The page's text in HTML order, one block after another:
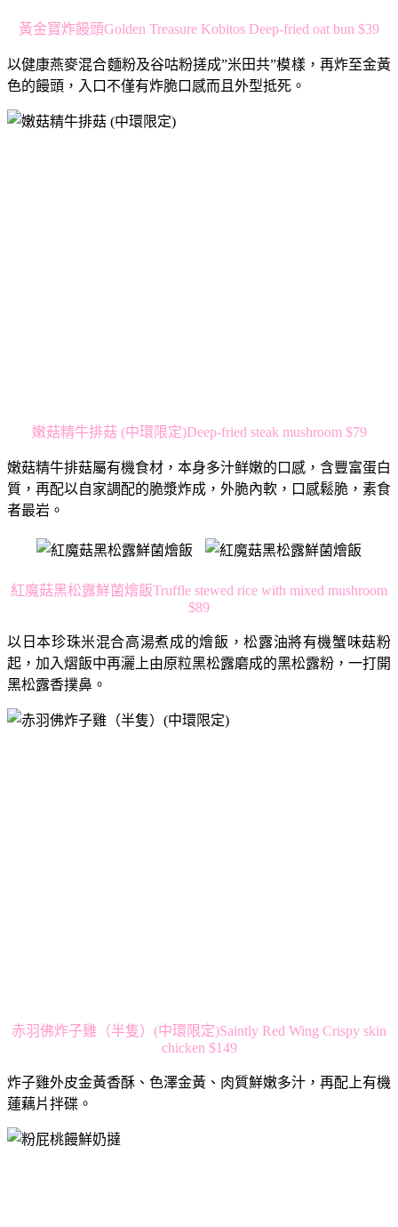
黃金寶炸饅頭Golden Treasure Kobitos Deep-fried oat bun $39
以健康燕麥混合麵粉及谷咕粉搓成”米田共”模樣，再炸至金黃
色的饅頭，入口不僅有炸脆口感而且外型抵死。
嫩菇精牛排菇 (中環限定)Deep-fried steak mushroom $79
嫩菇精牛排菇屬有機食材，本身多汁鲜嫩的口感，含豐富蛋白
質，再配以自家調配的脆漿炸成，外脆內軟，口感鬆脆，素食
者最岩。
紅魔菇黑松露鮮菌燴飯Truffle stewed rice with mixed mushroom
$89
以日本珍珠米混合高湯煮成的燴飯，松露油將有機蟹味菇粉
起，加入熠飯中再灑上由原粒黑松露磨成的黑松露粉，一打開
黑松露香撲鼻。
赤羽佛炸子雞（半隻）(中環限定)Saintly Red Wing Crispy skin
chicken $149
炸子雞外皮金黃香酥、色澤金黃、肉質鮮嫩多汁，再配上有機
蓮藕片拌碟。